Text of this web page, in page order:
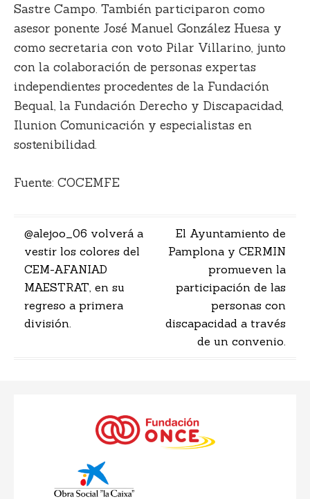
Sastre Campo. También participaron como
asesor ponente José Manuel González Huesa y
como secretaria con voto Pilar Villarino, junto
con la colaboración de personas expertas
independientes procedentes de la Fundación
Bequal, la Fundación Derecho y Discapacidad,
Ilunion Comunicación y especialistas en
sostenibilidad.
Fuente: COCEMFE
Navegación
de
entradas
@alejoo_06 volverá a
vestir los colores del
CEM-AFANIAD
MAESTRAT, en su
regreso a primera
división.
El Ayuntamiento de
Pamplona y CERMIN
promueven la
participación de las
personas con
discapacidad a través
de un convenio.